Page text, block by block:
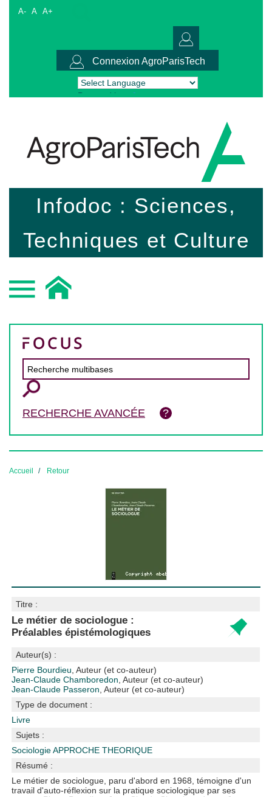
A- A A+
Connexion AgroParisTech
Powered by Translate
Infodoc : Sciences,
Techniques et Culture
RECHERCHE AVANCÉE
Accueil Retour
Titre :
Le métier de sociologue :
Préalables épistémologiques
Auteur(s) :
Pierre Bourdieu , Auteur (et co-auteur)
Jean-Claude Chamboredon , Auteur (et co-auteur)
Jean-Claude Passeron , Auteur (et co-auteur)
Type de document :
Livre
Sujets :
SociologieAPPROCHE THEORIQUE
Résumé :
Le métier de sociologue, paru d'abord en 1968, témoigne d'un
travail d'auto-réflexion sur la pratique sociologique par ses